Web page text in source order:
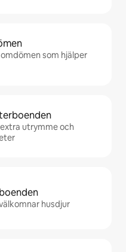
som hjälper
utrymme och
husdjur